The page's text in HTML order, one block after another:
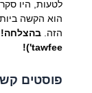
לטעות, היו
הוא הקשה
הזה.
tawfee')!
פוסטים